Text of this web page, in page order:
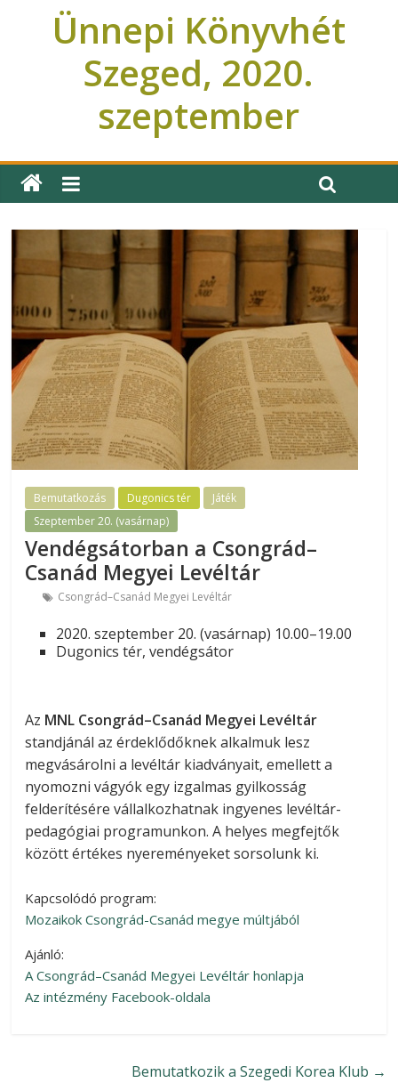
Ünnepi Könyvhét
Szeged, 2020.
szeptember
Bemutatkozás Dugonics tér
Játék
Szeptember 20. (vasárnap)
Vendégsátorban a Csongrád–
Csanád Megyei Levéltár
Csongrád–Csanád Megyei Levéltár
2020. szeptember 20. (vasárnap) 10.00–19.00
Dugonics tér, vendégsátor
Az MNL Csongrád–Csanád Megyei Levéltár
standjánál az érdeklődőknek alkalmuk lesz
megvásárolni a levéltár kiadványait, emellett a
nyomozni vágyók egy izgalmas gyilkosság
felderítésére vállalkozhatnak ingyenes levéltár-
pedagógiai programunkon. A helyes megfejtők
között értékes nyereményeket sorsolunk ki.
Kapcsolódó program:
Mozaikok Csongrád-Csanád megye múltjából
Ajánló:
A Csongrád–Csanád Megyei Levéltár honlapja
Az intézmény Facebook-oldala
Bemutatkozik a Szegedi Korea Klub →